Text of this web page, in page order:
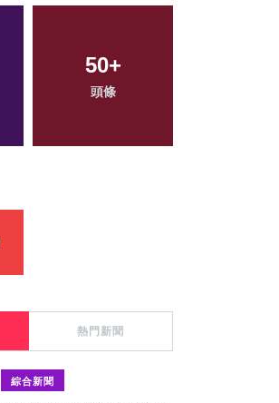
50+
頭條
33+
科技新知
熱門新聞
綜合新聞